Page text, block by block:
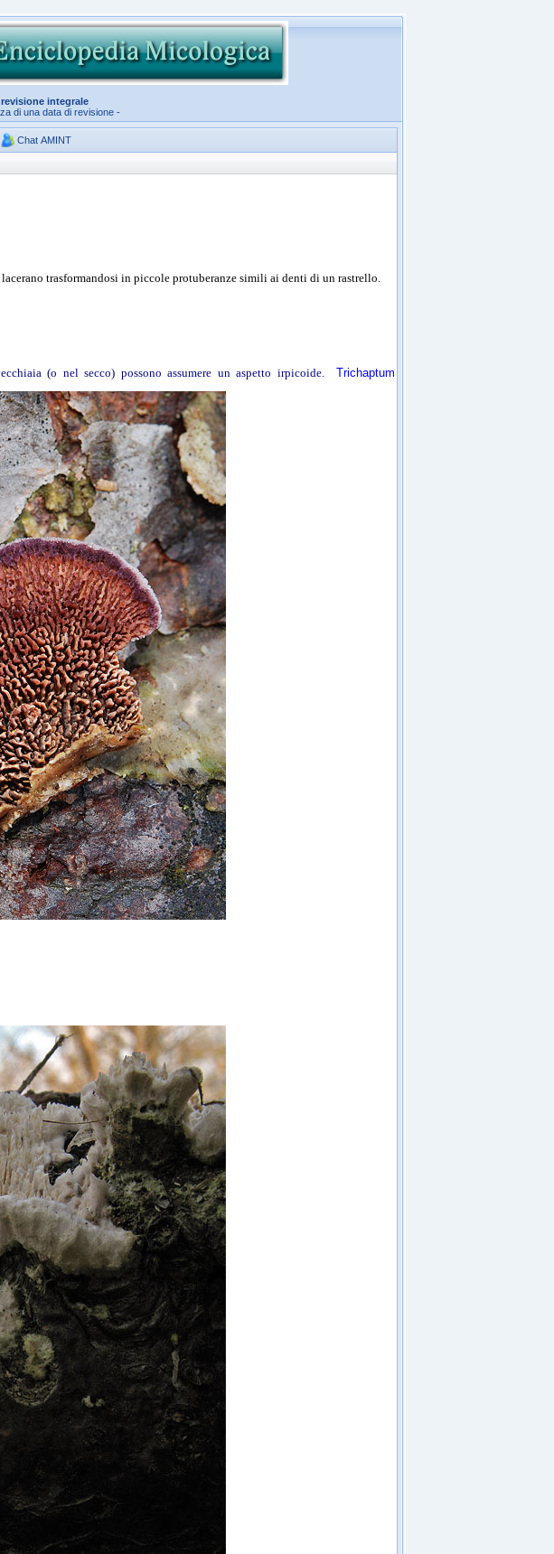
integrale
di una data di revisione -
Chat AMINT
lacerano trasformandosi in piccole protuberanze simili ai denti di un rastrello.
(o nel secco) possono assumere un aspetto irpicoide.Trichaptum